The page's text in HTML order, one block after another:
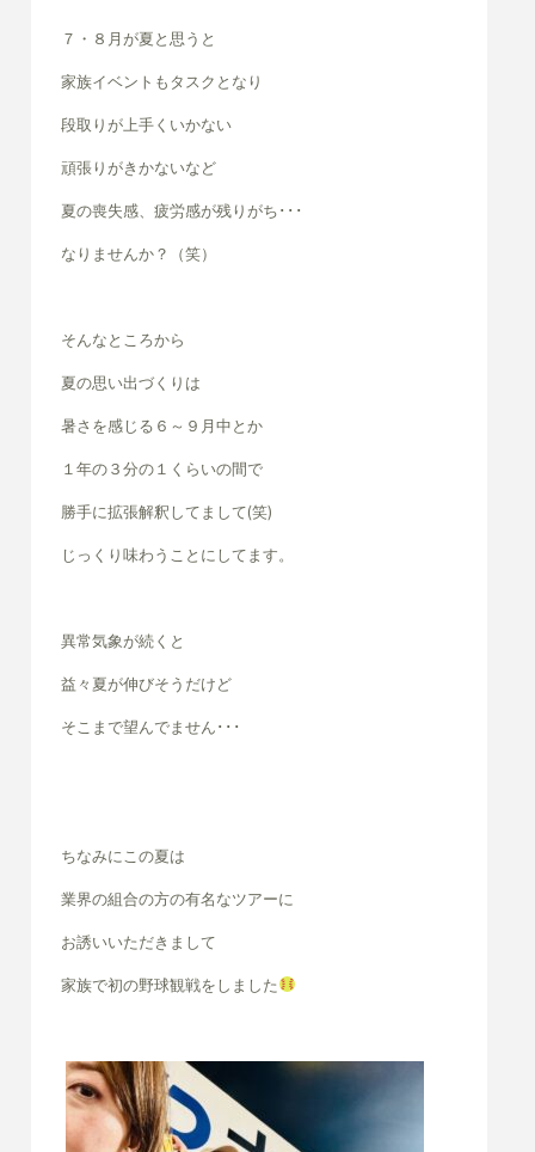
７・８月が夏と思うと
家族イベントもタスクとなり
段取りが上手くいかない
頑張りがきかないなど
夏の喪失感、疲労感が残りがち･･･
なりませんか？（笑）
そんなところから
夏の思い出づくりは
暑さを感じる６～９月中とか
１年の３分の１くらいの間で
勝手に拡張解釈してまして(笑)
じっくり味わうことにしてます。
異常気象が続くと
益々夏が伸びそうだけど
そこまで望んでません･･･
ちなみにこの夏は
業界の組合の方の有名なツアーに
お誘いいただきまして
家族で初の野球観戦をしました